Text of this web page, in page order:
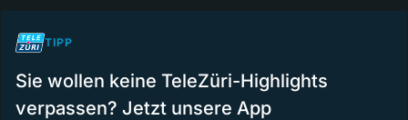
TIPP
Sie wollen keine TeleZüri-Highlights
verpassen? Jetzt unsere App